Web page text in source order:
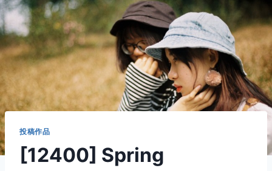
道
LETSFILM
投稿作品
[12400] Spring